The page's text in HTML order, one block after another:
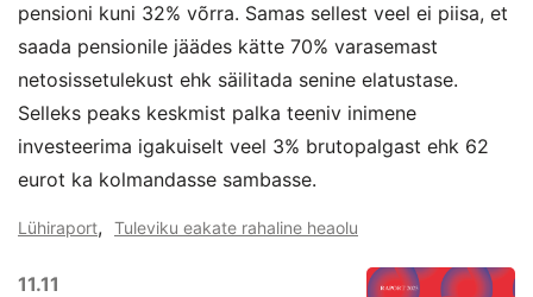
pensioni kuni 32% võrra. Samas sellest veel ei piisa, et
saada pensionile jäädes kätte 70% varasemast
netosissetulekust ehk säilitada senine elatustase.
Selleks peaks keskmist palka teeniv inimene
investeerima igakuiselt veel 3% brutopalgast ehk 62
eurot ka kolmandasse sambasse.
Lühiraport, Tuleviku eakate rahaline heaolu
11.11